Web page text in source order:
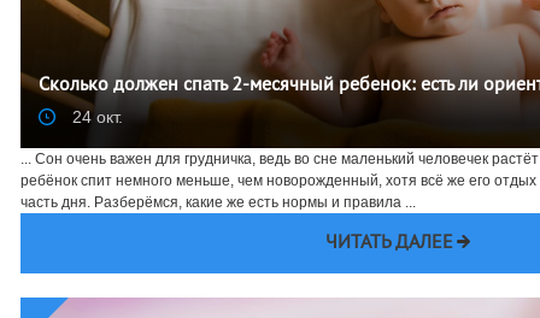
Сколько должен спать 2-месячный ребенок: есть ли
24 окт.
... Сон очень важен для грудничка, ведь во сне маленький человечек
ребёнок спит немного меньше, чем новорожденный, хотя всё же его
часть дня. Разберёмся, какие же есть нормы и правила ...
ЧИТАТЬ ДАЛЕЕ